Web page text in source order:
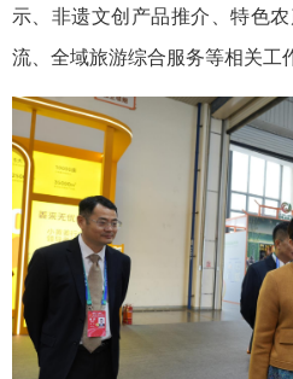
示、非遗文创产品推介、特色
流、全域旅游综合服务等相关工